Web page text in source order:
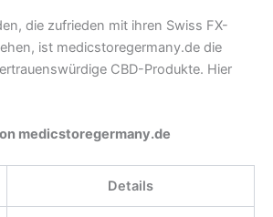
die zufrieden mit ihren Swiss FX-
ist medicstoregermany.de die
CBD-Produkte. Hier
medicstoregermany.de
Details